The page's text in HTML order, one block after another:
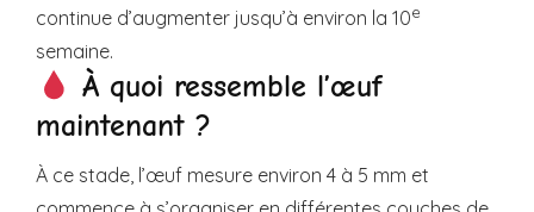
continue d’augmenter jusqu’à environ la 10e
semaine.
À quoi ressemble l’œuf
maintenant ?
À ce stade, l’œuf mesure environ 4 à 5 mm et